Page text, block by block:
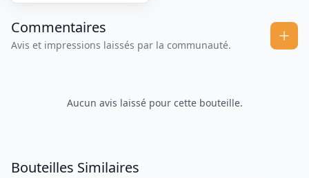
Commentaires
Avis et impressions laissés par la communauté.
Aucun avis laissé pour cette bouteille.
Bouteilles Similaires